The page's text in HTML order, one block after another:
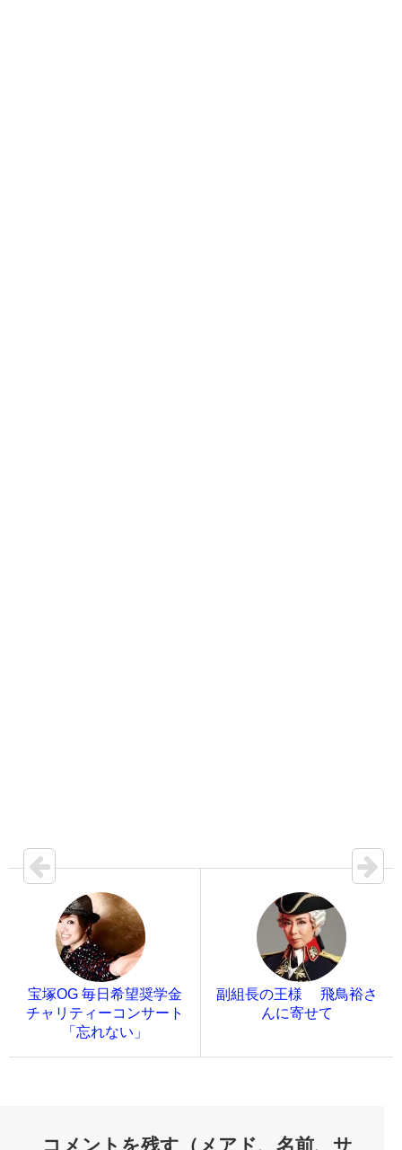
宝塚OG 毎日希望奨学金
チャリティーコンサート
「忘れない」
副組長の王様 飛鳥裕さ
んに寄せて
コメントを残す（メアド、名前、サ